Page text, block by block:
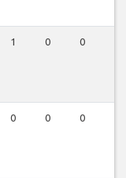
1 0 0
0 0 0